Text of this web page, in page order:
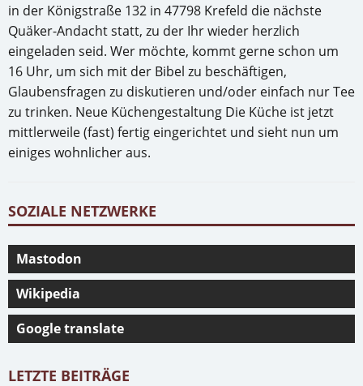
in der Königstraße 132 in 47798 Krefeld die nächste
Quäker-Andacht statt, zu der Ihr wieder herzlich
eingeladen seid. Wer möchte, kommt gerne schon um
16 Uhr, um sich mit der Bibel zu beschäftigen,
Glaubensfragen zu diskutieren und/oder einfach nur Tee
zu trinken. Neue Küchengestaltung Die Küche ist jetzt
mittlerweile (fast) fertig eingerichtet und sieht nun um
einiges wohnlicher aus.
SOZIALE NETZWERKE
Mastodon
Wikipedia
Google translate
LETZTE BEITRÄGE